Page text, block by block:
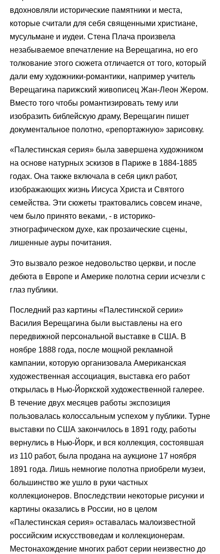
вдохновляли исторические памятники и места,
которые считали для себя священными христиане,
мусульмане и иудеи. Стена Плача произвела
незабываемое впечатление на Верещагина, но его
толкование этого сюжета отличается от того, который
дали ему художники-романтики, например учитель
Верещагина парижский живописец Жан-Леон Жером.
Вместо того чтобы романтизировать тему или
изобразить библейскую драму, Верещагин пишет
документальное полотно, «репортажную» зарисовку.
«Палестинская серия» была завершена художником
на основе натурных эскизов в Париже в 1884-1885
годах. Она также включала в себя цикл работ,
изображающих жизнь Иисуса Христа и Святого
семейства. Эти сюжеты трактовались совсем иначе,
чем было принято веками, - в историко-
этнографическом духе, как прозаические сцены,
лишенные ауры почитания.
Это вызвало резкое недовольство церкви, и после
дебюта в Европе и Америке полотна серии исчезли с
глаз публики.
Последний раз картины «Палестинской серии»
Василия Верещагина были выставлены на его
передвижной персональной выставке в США. В
ноябре 1888 года, после мощной рекламной
кампании, которую организовала Американская
художественная ассоциация, выставка его работ
открылась в Нью-Йоркской художественной галерее.
В течение двух месяцев работы экспозиция
пользовалась колоссальным успехом у публики. Турне
выставки по США закончилось в 1891 году, работы
вернулись в Нью-Йорк, и вся коллекция, состоявшая
из 110 работ, была продана на аукционе 17 ноября
1891 года. Лишь немногие полотна приобрели музеи,
большинство же ушло в руки частных
коллекционеров. Впоследствии некоторые рисунки и
картины оказались в России, но в целом
«Палестинская серия» оставалась малоизвестной
российским искусствоведам и коллекционерам.
Местонахождение многих работ серии неизвестно до